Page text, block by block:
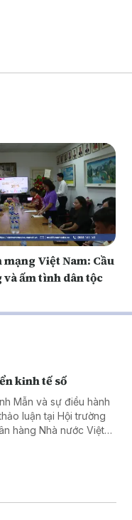
mạng Việt Nam: Cầu
và ấm tình dân tộc
kinh tế số
Mẫn và sự điều hành
luận tại Hội trường
hàng Nhà nước Việt